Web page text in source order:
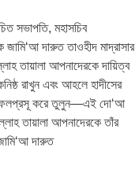
সভাপতি, মহাসচিব
দারুত তাওহীদ মাদ্রাসার
তায়ালা আপনাদেরকে দায়িত্ব
রাখুন এবং আহলে হাদীসের
ফলপ্রসূ করে তুলুন—এই দো‘আ
দারুত